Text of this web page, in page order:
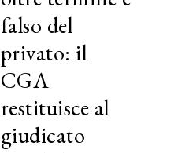
falso del
privato: il
CGA
restituisce al
giudicato